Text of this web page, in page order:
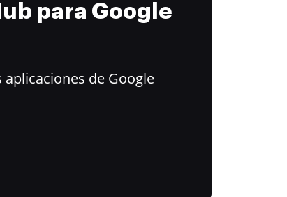
para Google
de Google